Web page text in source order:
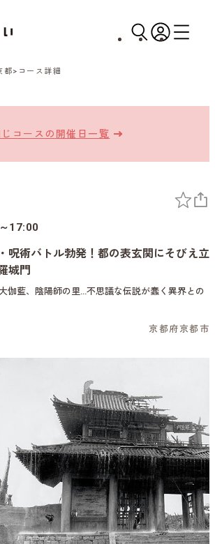
都 コース詳細
じコースの開催日一覧
17:00
呪術バトル勃発！都の表玄関にそびえ立
城門
伽藍、陰陽師の里…不思議な伝説が蠢く異界との
京都府京都市